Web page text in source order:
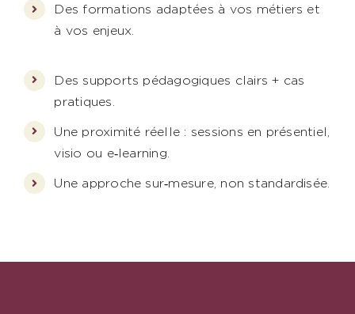
Des formations adaptées à vos métiers et
à vos enjeux.
Des supports pédagogiques clairs + cas
pratiques.
Une proximité réelle : sessions en présentiel,
visio ou e‑learning.
Une approche sur‑mesure, non standardisée.